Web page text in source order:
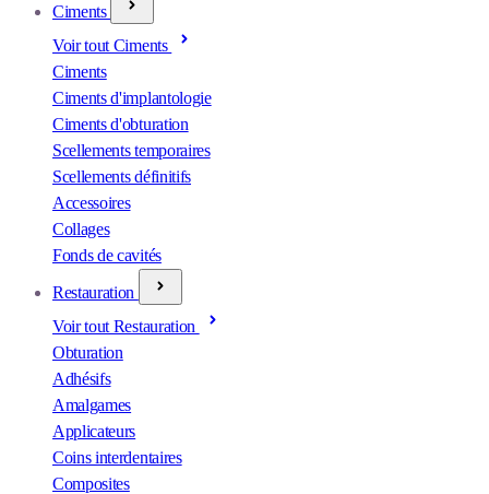
Ciments
Voir tout Ciments
Ciments
Ciments d'implantologie
Ciments d'obturation
Scellements temporaires
Scellements définitifs
Accessoires
Collages
Fonds de cavités
Restauration
Voir tout Restauration
Obturation
Adhésifs
Amalgames
Applicateurs
Coins interdentaires
Composites